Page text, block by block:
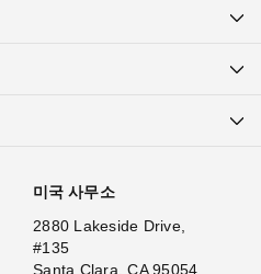
미국 사무소
2880 Lakeside Drive,
#135
Santa Clara, CA 95054